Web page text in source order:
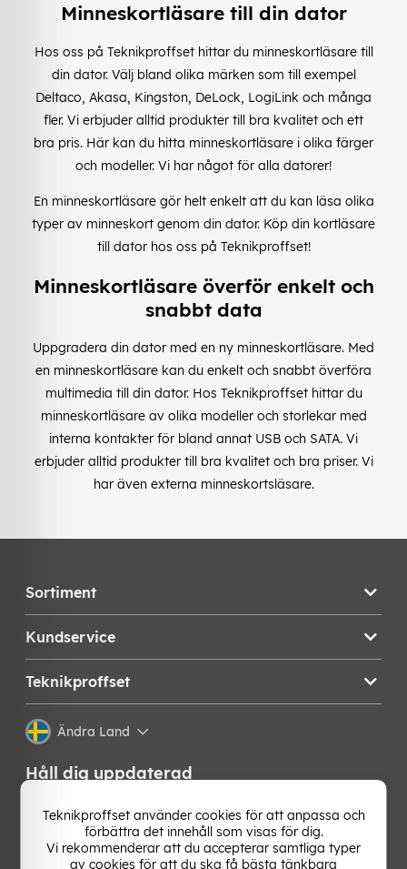
Minneskortläsare till din dator
Hos oss på Teknikproffset hittar du minneskortläsare till
din dator. Välj bland olika märken som till exempel
Deltaco, Akasa, Kingston, DeLock, LogiLink och många
fler. Vi erbjuder alltid produkter till bra kvalitet och ett
bra pris. Här kan du hitta minneskortläsare i olika färger
och modeller. Vi har något för alla datorer!
En minneskortläsare gör helt enkelt att du kan läsa olika
typer av minneskort genom din dator. Köp din kortläsare
till dator hos oss på Teknikproffset!
Minneskortläsare överför enkelt och
snabbt data
Uppgradera din dator med en ny minneskortläsare. Med
en minneskortläsare kan du enkelt och snabbt överföra
multimedia till din dator. Hos Teknikproffset hittar du
minneskortläsare av olika modeller och storlekar med
interna kontakter för bland annat USB och SATA. Vi
erbjuder alltid produkter till bra kvalitet och bra priser. Vi
har även externa minneskortsläsare.
Sortiment
Kundservice
Teknikproffset
Ändra Land
Håll dig uppdaterad
Få de senaste nyheterna, hetaste erbjudandena och
bästa tipsen från oss direkt i din mejlkorg. Signa upp på
vårt nyhetsbrev!
Teknikproffset använder cookies för att anpassa och
förbättra det innehåll som visas för dig.
Vi rekommenderar att du accepterar samtliga typer
av cookies för att du ska få bästa tänkbara